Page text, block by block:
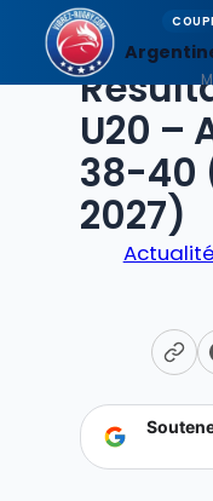
contenu
EN DIRECT
U20 –
38-40
2027)
Actualité